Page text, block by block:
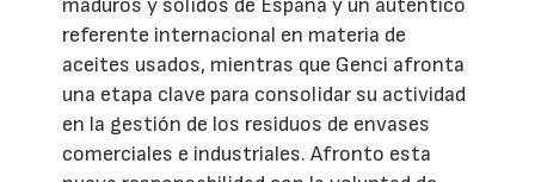
maduros y sólidos de España y un auténtico
referente internacional en materia de
aceites usados, mientras que Genci afronta
una etapa clave para consolidar su actividad
en la gestión de los residuos de envases
comerciales e industriales. Afronto esta